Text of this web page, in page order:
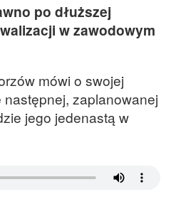
po dłuższej
w zawodowym
mówi o swojej
zaplanowanej
jego jedenastą w